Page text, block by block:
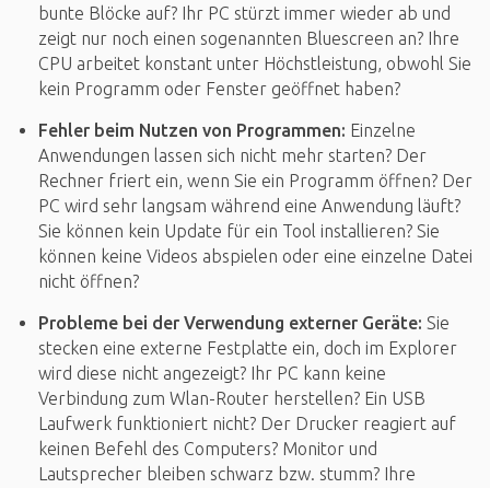
bunte Blöcke auf? Ihr PC stürzt immer wieder ab und
zeigt nur noch einen sogenannten Bluescreen an? Ihre
CPU arbeitet konstant unter Höchstleistung, obwohl Sie
kein Programm oder Fenster geöffnet haben?
Fehler beim Nutzen von Programmen: Einzelne
Anwendungen lassen sich nicht mehr starten? Der
Rechner friert ein, wenn Sie ein Programm öffnen? Der
PC wird sehr langsam während eine Anwendung läuft?
Sie können kein Update für ein Tool installieren? Sie
können keine Videos abspielen oder eine einzelne Datei
nicht öffnen?
Probleme bei der Verwendung externer Geräte: Sie
stecken eine externe Festplatte ein, doch im Explorer
wird diese nicht angezeigt? Ihr PC kann keine
Verbindung zum Wlan-Router herstellen? Ein USB
Laufwerk funktioniert nicht? Der Drucker reagiert auf
keinen Befehl des Computers? Monitor und
Lautsprecher bleiben schwarz bzw. stumm? Ihre